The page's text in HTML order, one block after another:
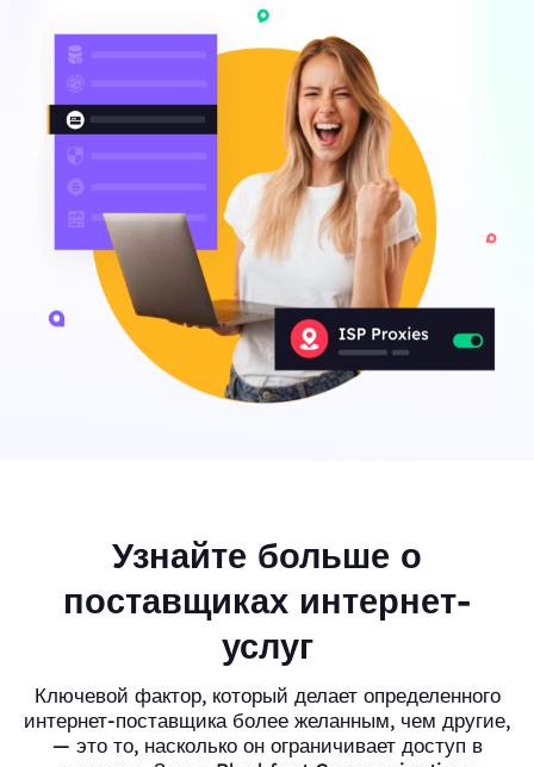
Узнайте больше о
поставщиках интернет-
услуг
Ключевой фактор, который делает определенного
интернет-поставщика более желанным, чем другие,
— это то, насколько он ограничивает доступ в